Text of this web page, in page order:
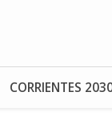
CORRIENTES